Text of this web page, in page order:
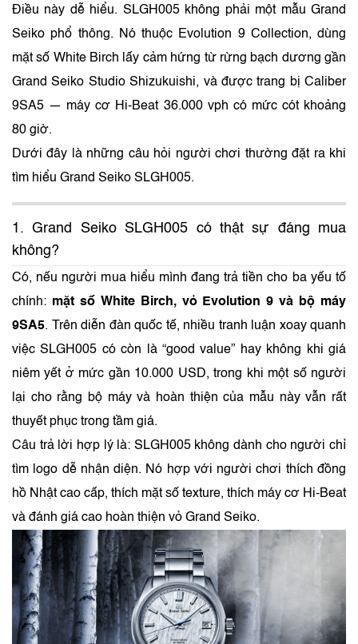
Điều này dễ hiểu. SLGH005 không phải một mẫu Grand
Seiko phổ thông. Nó thuộc Evolution 9 Collection, dùng
mặt số White Birch lấy cảm hứng từ rừng bạch dương gần
Grand Seiko Studio Shizukuishi, và được trang bị Caliber
9SA5 — máy cơ Hi-Beat 36.000 vph có mức cót khoảng
80 giờ.
Dưới đây là những câu hỏi người chơi thường đặt ra khi
tìm hiểu Grand Seiko SLGH005.
1. Grand Seiko SLGH005 có thật sự đáng mua
không?
Có, nếu người mua hiểu mình đang trả tiền cho ba yếu tố
chính: mặt số White Birch, vỏ Evolution 9 và bộ máy
9SA5. Trên diễn đàn quốc tế, nhiều tranh luận xoay quanh
việc SLGH005 có còn là “good value” hay không khi giá
niêm yết ở mức gần 10.000 USD, trong khi một số người
lại cho rằng bộ máy và hoàn thiện của mẫu này vẫn rất
thuyết phục trong tầm giá.
Câu trả lời hợp lý là: SLGH005 không dành cho người chỉ
tìm logo dễ nhận diện. Nó hợp với người chơi thích đồng
hồ Nhật cao cấp, thích mặt số texture, thích máy cơ Hi-Beat
và đánh giá cao hoàn thiện vỏ Grand Seiko.